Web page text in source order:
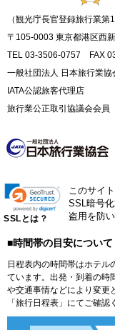
（観光庁長官登録旅行業第
〒105-0003 東京都港区西
TEL 03-3506-0757 FAX
一般社団法人 日本旅行業協
IATA公認旅客代理店
旅行業公正取引協議会会員
SSLとは？
このサイ
SSL暗号
盗用を防い
■時間帯の目安について
日程表内の時間帯はホテル
ています。出発・到着の時
や交通事情などにより変更
「旅行日程表」にてご確認